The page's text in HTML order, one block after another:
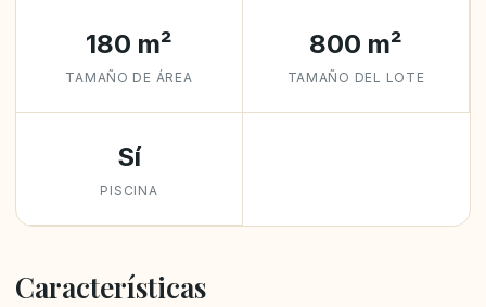
180 m²
TAMAÑO DE ÁREA
800 m²
TAMAÑO DEL LOTE
Sí
PISCINA
Características